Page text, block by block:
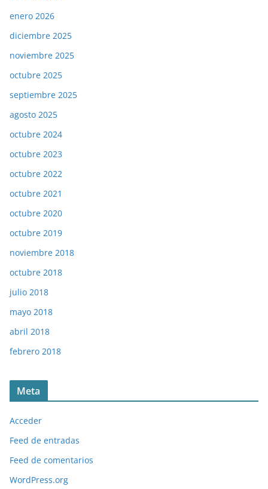
enero 2026
diciembre 2025
noviembre 2025
octubre 2025
septiembre 2025
agosto 2025
octubre 2024
octubre 2023
octubre 2022
octubre 2021
octubre 2020
octubre 2019
noviembre 2018
octubre 2018
julio 2018
mayo 2018
abril 2018
febrero 2018
Meta
Acceder
Feed de entradas
Feed de comentarios
WordPress.org